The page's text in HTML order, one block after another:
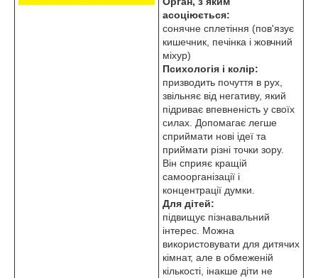
асоціюється:
сонячне сплетіння (пов'язує
кишечник, печінка і жовчний
міхур)
Психологія і колір:
призводить почуття в рух,
звільняє від негативу, який
підриває впевненість у своїх
силах. Допомагає легше
сприймати нові ідеї та
приймати різні точки зору.
Він сприяє кращій
самоорганізації і
концентрації думки.
Для дітей:
підвищує пізнавальний
інтерес. Можна
використовувати для дитячих
кімнат, але в обмеженій
кількості, інакше діти не